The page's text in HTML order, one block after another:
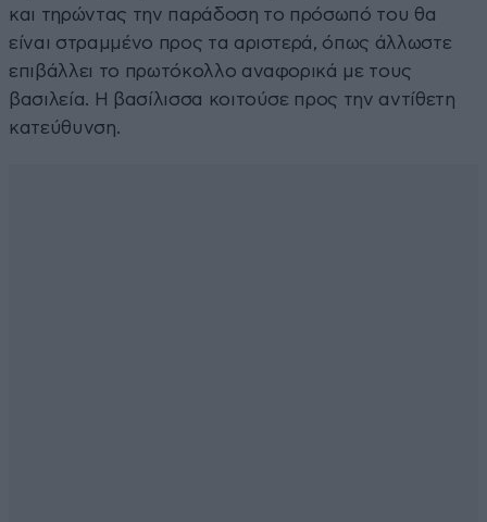
και τηρώντας την παράδοση το πρόσωπό του θα
είναι στραμμένο προς τα αριστερά, όπως άλλωστε
επιβάλλει το πρωτόκολλο αναφορικά με τους
βασιλεία. Η βασίλισσα κοιτούσε προς την αντίθετη
κατεύθυνση.